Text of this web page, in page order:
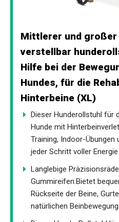
Mittlerer und großer
verstellbar
Hilfe bei der
Hundes, für die
Hinterbeine (XL)
Dieser Hunderollstuhl für
Hunde mit
Training, Indoor-
jeder Schritt voller
Langlebige
Gummireifen.Bietet
Rückseite der Beine,
natürlichen